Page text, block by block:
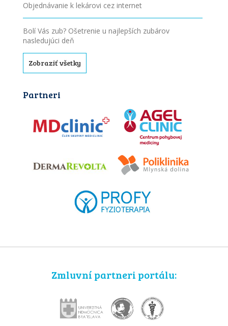
Objednávanie k lekárovi cez internet
Bolí Vás zub? Ošetrenie u najlepších zubárov
nasledujúci deň
Zobraziť všetky
Partneri
Zmluvní partneri portálu: